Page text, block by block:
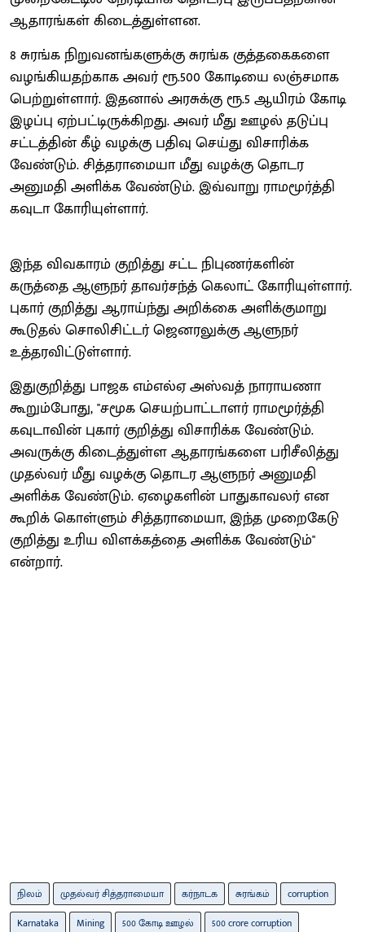
ஆதாரங்கள் கிடைத்துள்ளன.
8 சுரங்க நிறுவனங்களுக்கு சுரங்க குத்தகைகளை
வழங்கியதற்காக அவர் ரூ.500 கோடியை லஞ்சமாக
பெற்றுள்ளார். இதனால் அரசுக்கு ரூ.5 ஆயிரம் கோடி
இழப்பு ஏற்பட்டிருக்கிறது. அவர் மீது ஊழல் தடுப்பு
சட்டத்தின் கீழ் வழக்கு பதிவு செய்து விசாரிக்க
வேண்டும். சித்தராமையா மீது வழக்கு தொடர
அனுமதி அளிக்க வேண்டும். இவ்வாறு ராமமூர்த்தி
கவுடா கோரியுள்ளார்.
இந்த விவகாரம் குறித்து சட்ட நிபுணர்களின்
கருத்தை ஆளுநர் தாவர்சந்த் கெலாட் கோரியுள்ளார்.
புகார் குறித்து ஆராய்ந்து அறிக்கை அளிக்குமாறு
கூடுதல் சொலிசிட்டர் ஜெனரலுக்கு ஆளுநர்
உத்தரவிட்டுள்ளார்.
இதுகுறித்து பாஜக எம்எல்ஏ அஸ்வத் நாராயணா
கூறும்போது, ''சமூக செயற்பாட்டாளர் ராமமூர்த்தி
கவுடாவின் புகார் குறித்து விசாரிக்க வேண்டும்.
அவருக்கு கிடைத்துள்ள ஆதாரங்களை பரிசீலித்து
முதல்வர் மீது வழக்கு தொடர ஆளுநர் அனுமதி
அளிக்க வேண்டும். ஏழைகளின் பாதுகாவலர் என
கூறிக் கொள்ளும் சித்தராமையா, இந்த முறைகேடு
குறித்து உரிய விளக்கத்தை அளிக்க வேண்டும்''
என்றார்.
நிலம் முதல்வர் சித்தராமையா கர்நாடக சுரங்கம்
corruption
Karnataka
Mining 500 கோடி ஊழல் 500 crore corruption